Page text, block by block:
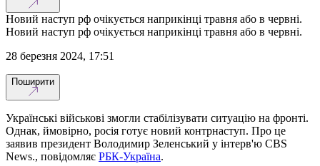
Новий наступ рф очікується наприкінці травня або в червні.
Новий наступ рф очікується наприкінці травня або в червні.
28 березня 2024, 17:51
Поширити
Українські військові змогли стабілізувати ситуацію на фронті.
Однак, ймовірно, росія готує новий контрнаступ. Про це
заявив президент Володимир Зеленський у інтерв'ю CBS
News., повідомляє РБК-Україна.